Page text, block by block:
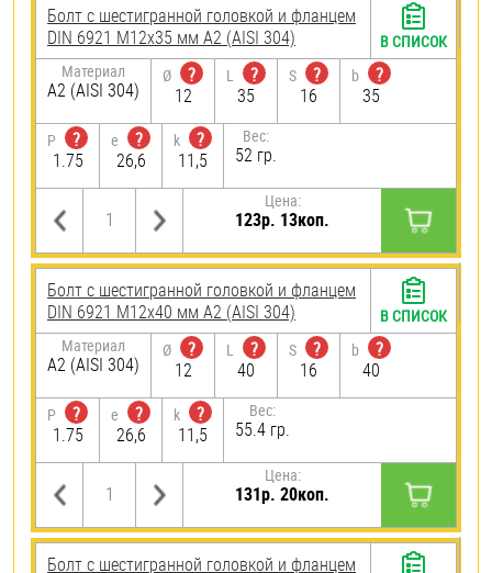
Болт с шестигранной головкой и фланцем
DIN 6921 М12х35 мм А2 (AISI 304)
Материал
А2 (AISI 304)
Ø
?
12
L
?
35
S
?
16
b
?
35
P
?
1.75
e
?
26,6
k
?
11,5
Вес:
52 гр.
Цена:
123р. 13коп.
В СПИСОК
Болт с шестигранной головкой и фланцем
DIN 6921 М12х40 мм А2 (AISI 304)
Материал
А2 (AISI 304)
Ø
?
12
L
?
40
S
?
16
b
?
40
P
?
1.75
e
?
26,6
k
?
11,5
Вес:
55.4 гр.
Цена:
131р. 20коп.
В СПИСОК
Болт с шестигранной головкой и фланцем